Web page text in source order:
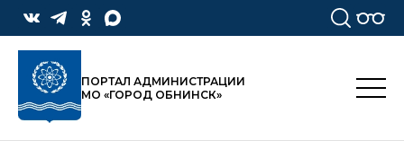
ПОРТАЛ АДМИНИСТРАЦИИ
МО «ГОРОД ОБНИНСК»